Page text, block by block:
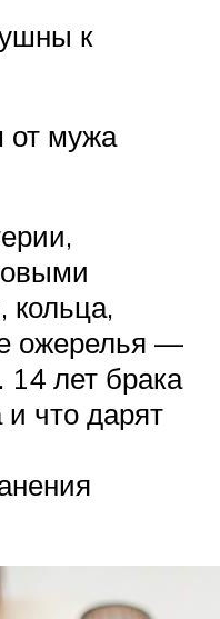
к
от мужа
кольца,
ожерелья —
14 лет брака
что дарят